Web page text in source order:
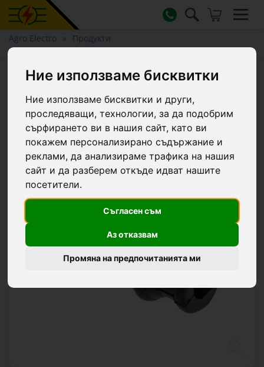
Ние използваме бисквитки
Ние използваме бисквитки и други,
проследяващи, технологии, за да подобрим
сърфирането ви в нашия сайт, като ви
покажем персонализирано съдържание и
реклами, да анализираме трафика на нашия
сайт и да разберем откъде идват нашите
посетители.
Съгласен съм
Аз отказвам
Промяна на предпочитанията ми
Agro Electro
Продукти
Доилни агрегати и машини за доене
Връзка за вакуум манометър
за доилни агрегати